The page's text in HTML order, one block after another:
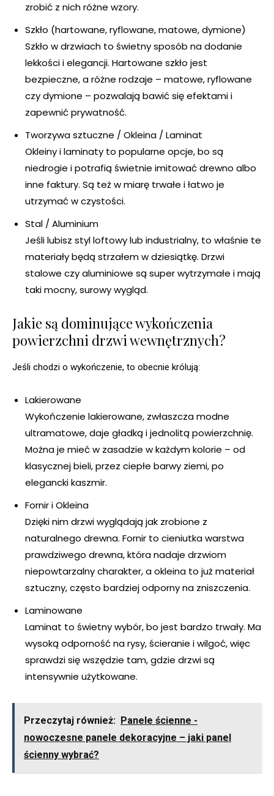
zrobić z nich różne wzory.
Szkło (hartowane, ryflowane, matowe, dymione)
Szkło w drzwiach to świetny sposób na dodanie
lekkości i elegancji. Hartowane szkło jest
bezpieczne, a różne rodzaje – matowe, ryflowane
czy dymione – pozwalają bawić się efektami i
zapewnić prywatność.
Tworzywa sztuczne / Okleina / Laminat
Okleiny i laminaty to popularne opcje, bo są
niedrogie i potrafią świetnie imitować drewno albo
inne faktury. Są też w miarę trwałe i łatwo je
utrzymać w czystości.
Stal / Aluminium
Jeśli lubisz styl loftowy lub industrialny, to właśnie te
materiały będą strzałem w dziesiątkę. Drzwi
stalowe czy aluminiowe są super wytrzymałe i mają
taki mocny, surowy wygląd.
Jakie są dominujące wykończenia
powierzchni drzwi wewnętrznych?
Jeśli chodzi o wykończenie, to obecnie królują:
Lakierowane
Wykończenie lakierowane, zwłaszcza modne
ultramatowe, daje gładką i jednolitą powierzchnię.
Można je mieć w zasadzie w każdym kolorie – od
klasycznej bieli, przez ciepłe barwy ziemi, po
elegancki kaszmir.
Fornir i Okleina
Dzięki nim drzwi wyglądają jak zrobione z
naturalnego drewna. Fornir to cieniutka warstwa
prawdziwego drewna, która nadaje drzwiom
niepowtarzalny charakter, a okleina to już materiał
sztuczny, często bardziej odporny na zniszczenia.
Laminowane
Laminat to świetny wybór, bo jest bardzo trwały. Ma
wysoką odporność na rysy, ścieranie i wilgoć, więc
sprawdzi się wszędzie tam, gdzie drzwi są
intensywnie użytkowane.
Przeczytaj również: Panele ścienne -
nowoczesne panele dekoracyjne – jaki panel
ścienny wybrać?